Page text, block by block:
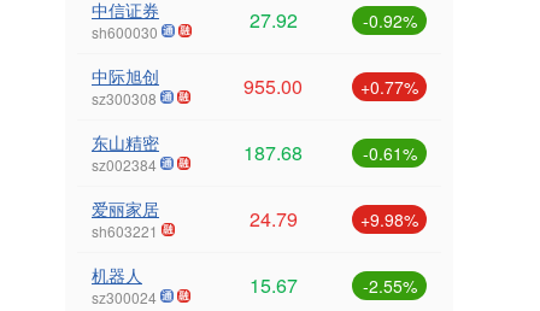
中信证券
sh600030 27.92 -0.92%
中际旭创
sz300308 955.00 +0.77%
东山精密
sz002384 187.68 -0.61%
爱丽家居
sh603221 24.79 +9.98%
机器人
sz300024 15.67 -2.55%